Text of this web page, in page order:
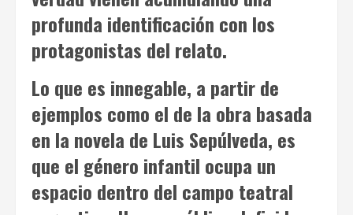
profunda identificación con los
protagonistas del relato.
Lo que es innegable, a partir de
ejemplos como el de la obra basada
en la novela de Luis Sepúlveda, es
que el género infantil ocupa un
espacio dentro del campo teatral